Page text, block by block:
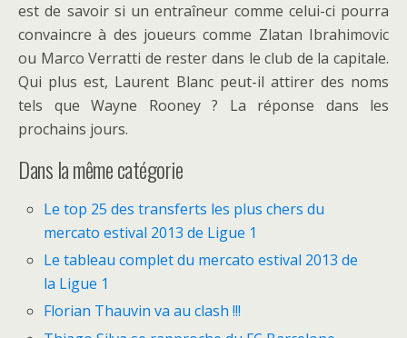
est de savoir si un entraîneur comme celui-ci pourra
convaincre à des joueurs comme Zlatan Ibrahimovic
ou Marco Verratti de rester dans le club de la capitale.
Qui plus est, Laurent Blanc peut-il attirer des noms
tels que Wayne Rooney ? La réponse dans les
prochains jours.
Dans la même catégorie
Le top 25 des transferts les plus chers du
mercato estival 2013 de Ligue 1
Le tableau complet du mercato estival 2013 de
la Ligue 1
Florian Thauvin va au clash !!!